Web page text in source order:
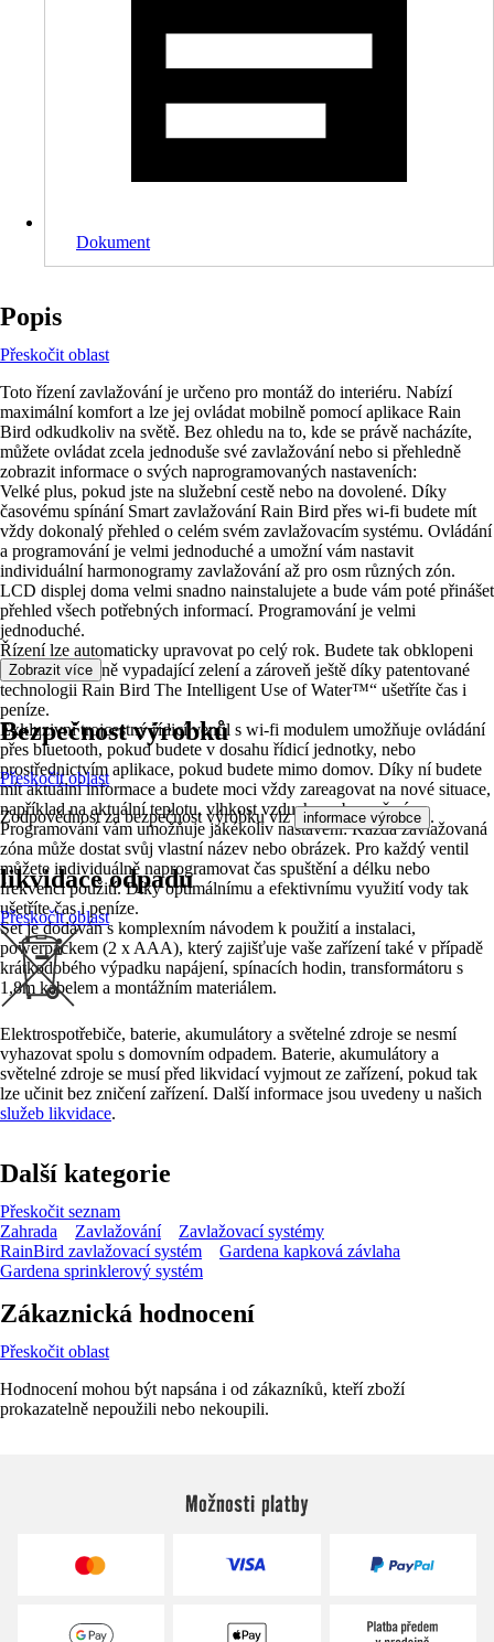
Dokument
Popis
Přeskočit oblast
Toto řízení zavlažování je určeno pro montáž do interiéru. Nabízí
maximální komfort a lze jej ovládat mobilně pomocí aplikace Rain
Bird odkudkoliv na světě. Bez ohledu na to, kde se právě nacházíte,
můžete ovládat zcela jednoduše své zavlažování nebo si přehledně
zobrazit informace o svých naprogramovaných nastaveních:
Velké plus, pokud jste na služební cestě nebo na dovolené. Díky
časovému spínání Smart zavlažování Rain Bird přes wi-fi budete mít
vždy dokonalý přehled o celém svém zavlažovacím systému. Ovládání
a programování je velmi jednoduché a umožní vám nastavit
individuální harmonogramy zavlažování až pro osm různých zón.
LCD displej doma velmi snadno nainstalujete a bude vám poté přinášet
přehled všech potřebných informací. Programování je velmi
jednoduché.
Řízení lze automaticky upravovat po celý rok. Budete tak obklopeni
zdravou a krásně vypadající zelení a zároveň ještě díky patentované
technologii Rain Bird The Intelligent Use of Water™“ ušetříte čas i
peníze.
Exkluzivní trojcestný řídicí ventil s wi-fi modulem umožňuje ovládání
přes bluetooth, pokud budete v dosahu řídicí jednotky, nebo
prostřednictvím aplikace, pokud budete mimo domov. Díky ní budete
mít aktuální informace a budete moci vždy zareagovat na nové situace,
například na aktuální teplotu, vlhkost vzduchu nebo počasí.
Programování vám umožňuje jakékoliv nastavení: Každá zavlažovaná
zóna může dostat svůj vlastní název nebo obrázek. Pro každý ventil
můžete individuálně naprogramovat čas spuštění a délku nebo
frekvenci použití. Díky optimálnímu a efektivnímu využití vody tak
ušetříte čas i peníze.
Set je dodáván s komplexním návodem k použití a instalaci,
powerpackem (2 x AAA), který zajišťuje vaše zařízení také v případě
krátkodobého výpadku napájení, spínacích hodin, transformátoru s
1,8m kabelem a montážním materiálem.
Zobrazit více
Bezpečnost výrobků
Přeskočit oblast
Zodpovědnost za bezpečnost výrobku viz informace výrobce .
likvidace odpadu
Přeskočit oblast
Elektrospotřebiče, baterie, akumulátory a světelné zdroje se nesmí
vyhazovat spolu s domovním odpadem. Baterie, akumulátory a
světelné zdroje se musí před likvidací vyjmout ze zařízení, pokud tak
lze učinit bez zničení zařízení. Další informace jsou uvedeny u našich
služeb likvidace.
Další kategorie
Přeskočit seznam
Zahrada
Zavlažování
Zavlažovací systémy
RainBird zavlažovací systém
Gardena kapková závlaha
Gardena sprinklerový systém
Zákaznická hodnocení
Přeskočit oblast
Hodnocení mohou být napsána i od zákazníků, kteří zboží
prokazatelně nepoužili nebo nekoupili.
Možnosti platby